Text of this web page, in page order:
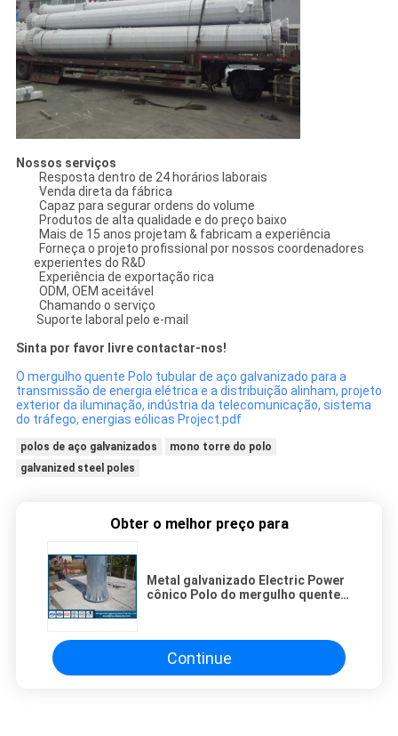
Nossos serviços
Resposta dentro de 24 horários laborais
Venda direta da fábrica
Capaz para segurar ordens do volume
Produtos de alta qualidade e do preço baixo
Mais de 15 anos projetam & fabricam a experiência
Forneça o projeto profissional por nossos coordenadores
experientes do R&D
Experiência de exportação rica
ODM, OEM aceitável
Chamando o serviço
Suporte laboral pelo e-mail
Sinta por favor livre contactar-nos!
O mergulho quente Polo tubular de aço galvanizado para a
transmissão de energia elétrica e a distribuição alinham, projeto
exterior da iluminação, indústria da telecomunicação, sistema
do tráfego, energias eólicas Project.pdf
polos de aço galvanizados
mono torre do polo
galvanized steel poles
Obter o melhor preço para
Metal galvanizado Electric Power
cônico Polo do mergulho quente
Continue